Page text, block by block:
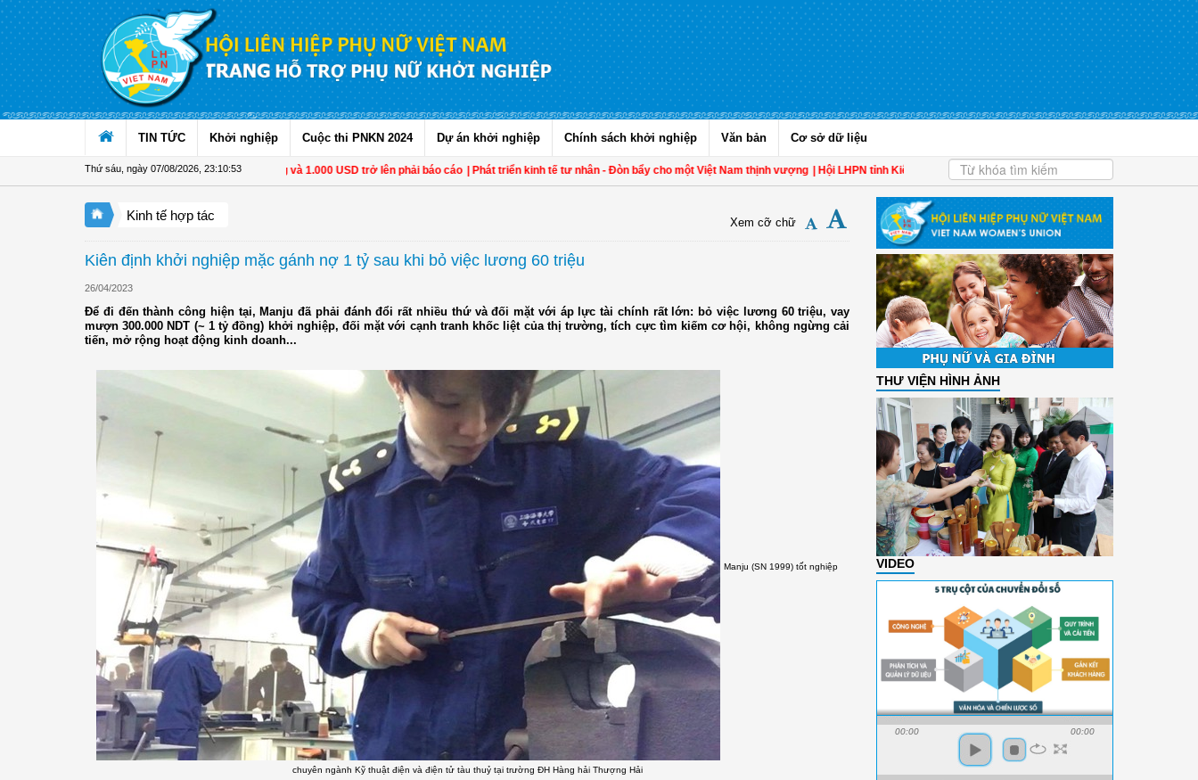
Truy cập nội dung luôn
TIN TỨC Khởi nghiệp Cuộc thi PNKN 2024 Dự án khởi nghiệp Chính sách khởi nghiệp Văn bản Cơ sở dữ liệu
Thứ sáu, ngày 07/08/2026 23:10:54
Từ 1/11, chuyển tiền từ 500 triệu đồng và 1.000 USD trở lên phải báo cáo | Phát triển kinh tế tư nhân - Đòn bẩy cho một Việt Nam thịnh vượng | Hội LHPN tỉnh Kiên Giang biểu dương phụ nữ tiêu biểu trong tham gia đề án
Kinh tế hợp tác Xem cỡ chữ
Kiên định khởi nghiệp mặc gánh nợ 1 tỷ sau khi bỏ việc lương 60 triệu
26/04/2023
Để đi đến thành công hiện tại, Manju đã phải đánh đổi rất nhiều thứ và đối mặt với áp lực tài chính rất lớn: bỏ việc lương 60 triệu, vay
mượn 300.000 NDT (~ 1 tỷ đồng) khởi nghiệp, đối mặt với cạnh tranh khốc liệt của thị trường, tích cực tìm kiếm cơ hội, không ngừng cải
tiến, mở rộng hoạt động kinh doanh...
Manju (SN 1999) tốt nghiệp
chuyên ngành Kỹ thuật điện và điện tử tàu thuỷ tại trường ĐH Hàng hải Thượng Hải
THƯ VIỆN HÌNH ẢNH
VIDEO
00:00 00:00